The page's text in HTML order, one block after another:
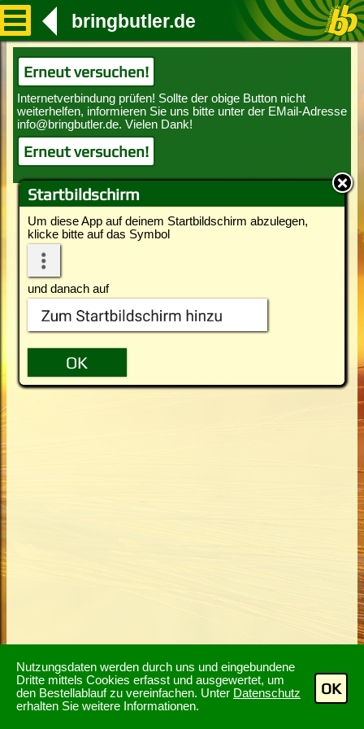
Nutzungsdaten werden durch uns und eingebundene
Dritte mittels Cookies erfasst und ausgewertet, um
den Bestellablauf zu vereinfachen. Unter Datenschutz
erhalten Sie weitere Informationen.
OK
Startbildschirm
Um diese App auf deinem Startbildschirm abzulegen,
klicke bitte auf das Symbol
und danach auf
bringbutler.de
Erneut versuchen!
Erneut versuchen!